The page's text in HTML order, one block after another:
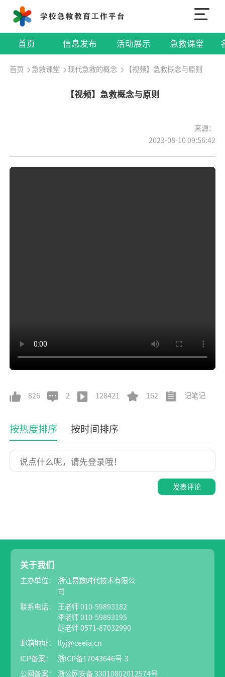
首页 信息发布 活动展示 急救课堂
首页 急救课堂 现代急救的概念 【视频】急救概念与原则
【视频】急救概念与原则
来源：
2023-08-10 09:56:42
826 2 128421 162 记笔记
按热度排序 按时间排序
发表评论
关于我们
主办单位：
浙江易数时代技术有限公
司
联系电话：
王老师 010-59893182
李老师 010-59893195
胡老师 0571-87032990
邮箱地址： llyj@ceeia.cn
ICP备案： 浙ICP备17043646号-3
公网备案： 浙公网安备 33010802012574号